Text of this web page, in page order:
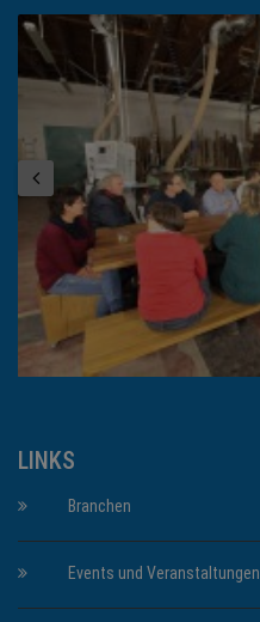
LINKS
Branchen
Events und Veranstaltungen